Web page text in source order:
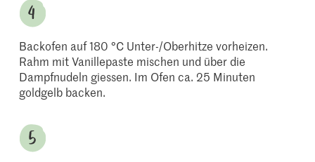
Backofen auf 180 °C Unter-/Oberhitze vorheizen.
Rahm mit Vanillepaste mischen und über die
Dampfnudeln giessen. Im Ofen ca. 25 Minuten
goldgelb backen.